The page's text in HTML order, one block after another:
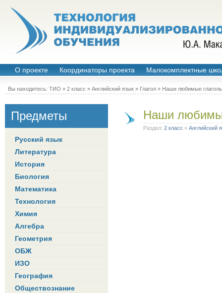
О проекте Координаторы проекта Малокомплектные
Вы находитесь: ТИО » 2 класс » Английский язык » Глагол » Наши любимые
Предметы
Русский язык
Литература
История
Биология
Математика
Технология
Химия
Алгебра
Геометрия
ОБЖ
ИЗО
География
Обществознание
Наши
Раздел: 2 класс » Английский